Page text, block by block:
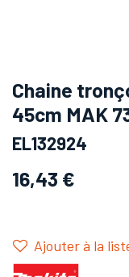
Chaine
45cm MAK
EL132924
16,43 €
Ajouter à la